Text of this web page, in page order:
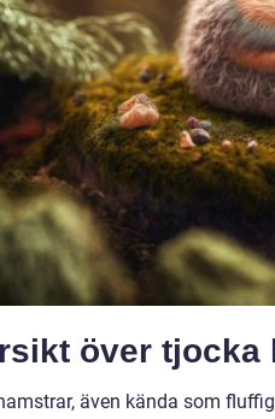
över tjocka
även kända som